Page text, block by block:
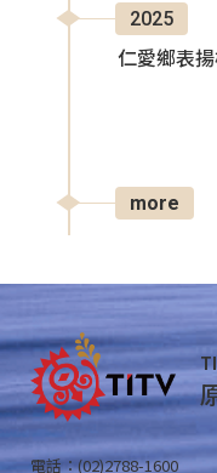
2025
仁愛鄉表
more
電話：(02)2788-1600